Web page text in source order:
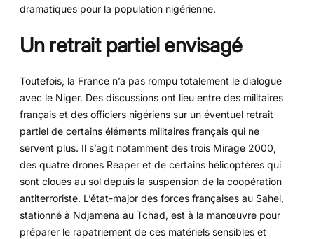
dramatiques pour la population nigérienne.
Un retrait partiel envisagé
Toutefois, la France n’a pas rompu totalement le dialogue
avec le Niger. Des discussions ont lieu entre des militaires
français et des officiers nigériens sur un éventuel retrait
partiel de certains éléments militaires français qui ne
servent plus. Il s’agit notamment des trois Mirage 2000,
des quatre drones Reaper et de certains hélicoptères qui
sont cloués au sol depuis la suspension de la coopération
antiterroriste. L’état-major des forces françaises au Sahel,
stationné à Ndjamena au Tchad, est à la manœuvre pour
préparer le rapatriement de ces matériels sensibles et